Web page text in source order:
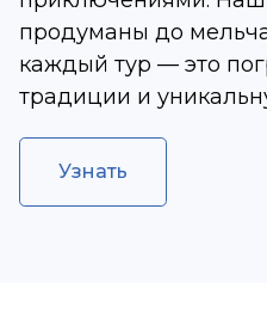
продуманы до
каждый тур — это
традиции и
Узнать